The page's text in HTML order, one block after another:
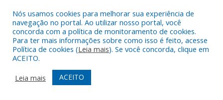
Todos os direitos reservados a Prefeitura Municipal de Santarém
Novo.
Mapa do Site
Acessar Área Administrativa
Acessar Webmail
Nós usamos cookies para melhorar sua experiência de
navegação no portal. Ao utilizar nosso portal, você
concorda com a política de monitoramento de cookies.
Para ter mais informações sobre como isso é feito, acesse
Política de cookies (Leia mais). Se você concorda, clique em
ACEITO.
Leia mais
ACEITO